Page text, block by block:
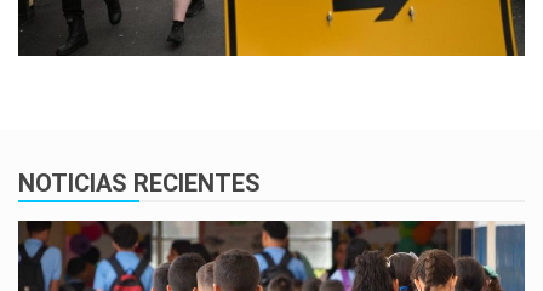
NOTICIAS RECIENTES